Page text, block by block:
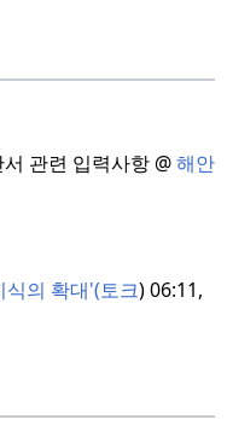
관련 입력사항 @해안
식의 확대'(토크) 06:11,